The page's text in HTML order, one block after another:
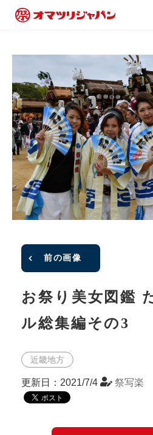
前の画像
お祭り美女図鑑
ル総集編その3
近畿地方
更新日：2021/7/4 祭写楽